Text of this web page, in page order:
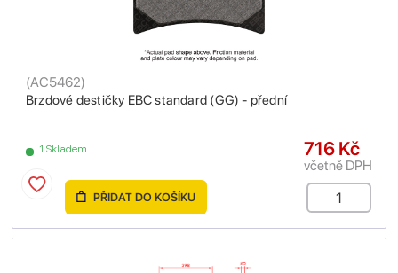
Brzdové destičky EBC standard (GG) - přední
(AC5462)
1 Skladem 716 Kč
včetně DPH
PŘIDAT DO KOŠÍKU